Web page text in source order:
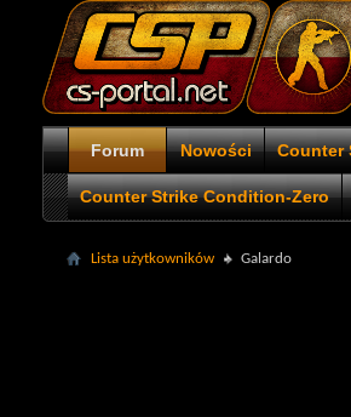
Forum Nowości Counter
Counter Strike Condition-Zero
Lista użytkowników Galardo